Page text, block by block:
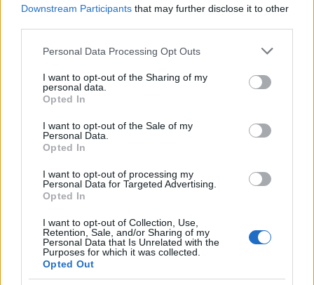
Downstream Participants that may further disclose it to other
Please note that this website/app uses one or more Google
not limited to your visit or usage behaviour. You may click to
grant or deny consent to Google and its third-party tags to
use your data for below specified purposes in below Google
consent section.
Personal Data Processing Opt Outs
I want to opt-out of the Sharing of my
personal data.
Opted In
I want to opt-out of the Sale of my
Personal Data.
Opted In
I want to opt-out of processing my
Personal Data for Targeted Advertising.
Opted In
I want to opt-out of Collection, Use,
Retention, Sale, and/or Sharing of my
Personal Data that Is Unrelated with the
Purposes for which it was collected.
Opted Out